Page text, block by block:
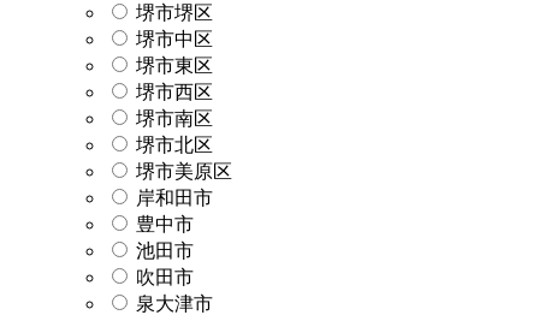
堺市堺区
堺市中区
堺市東区
堺市西区
堺市南区
堺市北区
堺市美原区
岸和田市
豊中市
池田市
吹田市
泉大津市